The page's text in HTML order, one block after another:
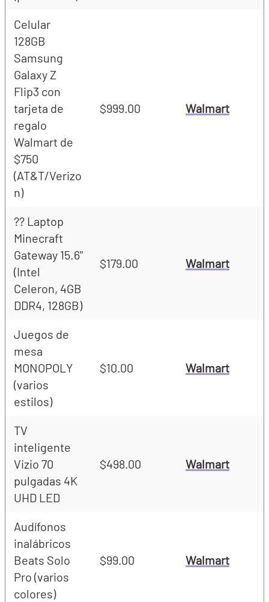
Celular
128GB
Samsung
Galaxy Z
Flip3 con
tarjeta de
regalo
Walmart de
$750
(AT&T/Verizo
n)
$999.00 Walmart
?? Laptop
Minecraft
Gateway 15.6"
(Intel
Celeron, 4GB
DDR4, 128GB)
$179.00 Walmart
Juegos de
mesa
MONOPOLY
(varios
estilos)
$10.00 Walmart
TV
inteligente
Vizio 70
pulgadas 4K
UHD LED
$498.00 Walmart
Audífonos
inalábricos
Beats Solo
Pro (varios
colores)
$99.00 Walmart